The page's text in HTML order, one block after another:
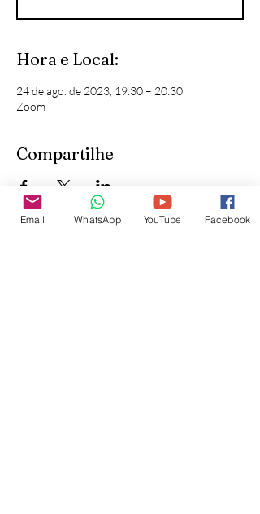
Hora e Local:
24 de ago. de 2023, 19:30 – 20:30
Zoom
Compartilhe
Email WhatsApp YouTube Facebook